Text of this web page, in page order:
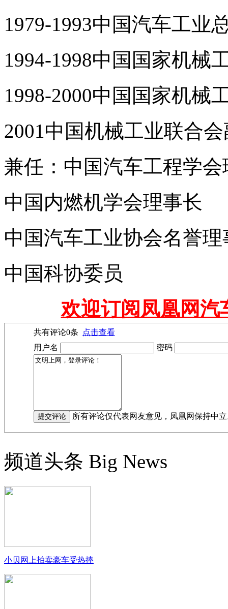
1979-1993中国汽车工业
1994-1998中国国家机械
1998-2000中国国家机械
2001中国机械工业联合
兼任：中国汽车工程学会
中国内燃机学会理事长
中国汽车工业协会名誉理
中国科协委员
欢迎订阅凤凰网汽
共有评论0条
点击查看
用户名
密码
所有评论仅代表网友意见，凤凰网保持中
频道头条 Big News
小贝网上拍卖豪车受热捧